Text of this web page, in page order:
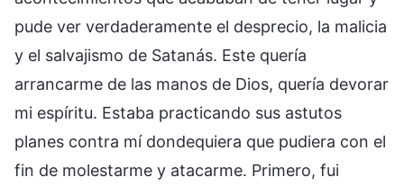
pude ver verdaderamente el desprecio, la malicia
y el salvajismo de Satanás. Este quería
arrancarme de las manos de Dios, quería devorar
mi espíritu. Estaba practicando sus astutos
planes contra mí dondequiera que pudiera con el
fin de molestarme y atacarme. Primero, fui